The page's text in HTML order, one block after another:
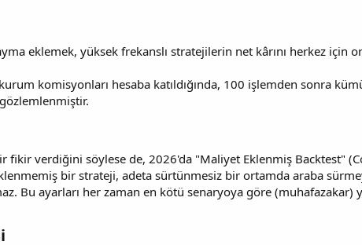
eklemek, yüksek frekanslı stratejilerin net kârını herkez için
komisyonları hesaba katıldığında, 100 işlemden sonra
fikir verdiğini söylese de, 2026'da "Maliyet Eklenmiş Backtest"
bir strateji, adeta sürtünmesiz bir ortamda araba
Bu ayarları her zaman en kötü senaryoya göre (muhafazakar)